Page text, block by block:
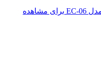
برای مشاهده